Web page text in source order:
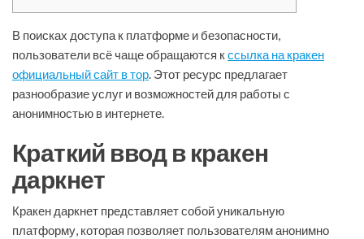
В поисках доступа к платформе и безопасности,
пользователи всё чаще обращаются кссылка на кракен
официальный сайт в тор. Этот ресурс предлагает
разнообразие услуг и возможностей для работы с
анонимностью в интернете.
Краткий ввод в кракен
даркнет
Кракен даркнет представляет собой уникальную
платформу, которая позволяет пользователям анонимно